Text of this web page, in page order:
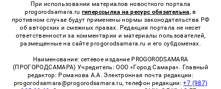
При использовании материалов новостного портала
progorodsamara.ru гиперссылка на ресурс обязательна, в
противном случае будут применены нормы законодательства РФ
об авторских и смежных правах. Редакция портала не несет
ответственности за комментарии и материалы пользователей,
размещенные на сайте progorodsamara.ru и его субдоменах.
Наименование: сетевое издание PROGORODSAMARA
(ПРОГОРОДСАМАРА) Учредитель: ООО «Город Самара». Главный
редактор: Романова А.А. Электронная почта редакции:
progorodsamara@progorodsamara.ru, телефон редакции:+7 (987)